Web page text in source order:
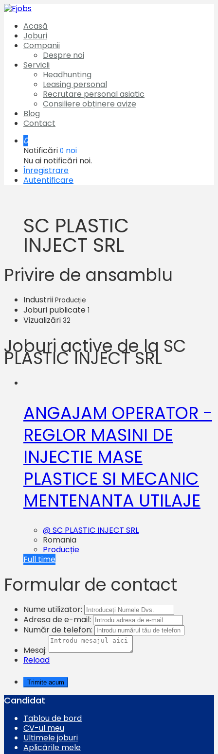
Acasă
Joburi
Companii
Despre noi
Servicii
Headhunting
Leasing personal
Recrutare personal asiatic
Consiliere obținere avize
Blog
Contact
0
Notificări 0 noi
Nu ai notificări noi.
Înregistrare
Autentificare
SC PLASTIC
INJECT SRL
Privire de ansamblu
Industrii Producție
Joburi publicate 1
Vizualizări 32
Joburi active de la SC
PLASTIC INJECT SRL
ANGAJAM OPERATOR -
REGLOR MASINI DE
INJECTIE MASE
PLASTICE SI MECANIC
MENTENANTA UTILAJE
@ SC PLASTIC INJECT SRL
Romania
Producție
Full time
Formular de contact
Nume utilizator:
Adresa de e-mail:
Număr de telefon:
Mesaj:
Reload
Candidat
Tablou de bord
CV-ul meu
Ultimele joburi
Aplicările mele